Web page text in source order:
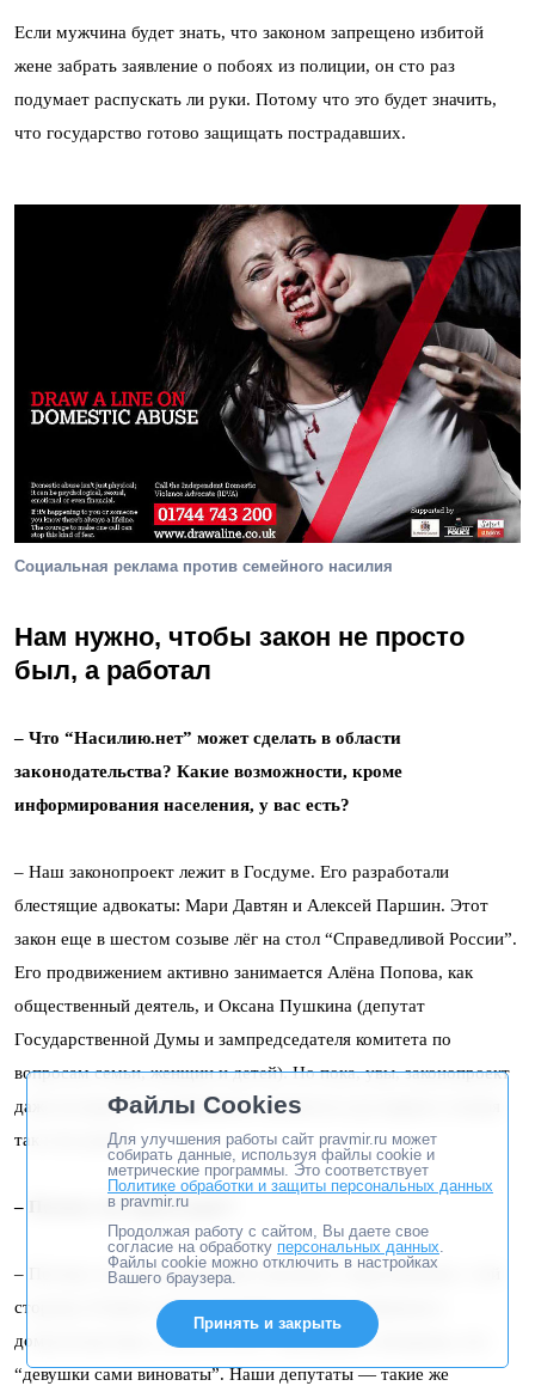
Если мужчина будет знать, что законом запрещено избитой
жене забрать заявление о побоях из полиции, он сто раз
подумает распускать ли руки. Потому что это будет значить,
что государство готово защищать пострадавших.
Социальная реклама против семейного насилия
Нам нужно, чтобы закон не просто
был, а работал
– Что “Насилию.нет” может сделать в области
законодательства? Какие возможности, кроме
информирования населения, у вас есть?
– Наш законопроект лежит в Госдуме. Его разработали
блестящие адвокаты: Мари Давтян и Алексей Паршин. Этот
закон еще в шестом созыве лёг на стол “Справедливой России”.
Его продвижением активно занимается Алёна Попова, как
общественный деятель, и Оксана Пушкина (депутат
Государственной Думы и зампредседателя комитета по
вопросам семьи, женщин и детей). Но пока, увы, законопроект
даже не вышел из профильного комитета и до первого чтения
так и не дошел.
– Почему так происходит?
– Потому что мы испытываем огромное сопротивление с той
стороны. В Думе сидит Слуцкий, которого обвинили в
домогательствах, а он и те, кто с ним рядом, убеждены, что
“девушки сами виноваты”. Наши депутаты — такие же
Файлы Cookies
Для улучшения работы сайт pravmir.ru может
собирать данные, используя файлы cookie и
метрические программы. Это соответствует
Политике обработки и защиты персональных данных
в pravmir.ru
Продолжая работу с сайтом, Вы даете свое
согласие на обработку персональных данных.
Файлы cookie можно отключить в настройках
Вашего браузера.
Принять и закрыть